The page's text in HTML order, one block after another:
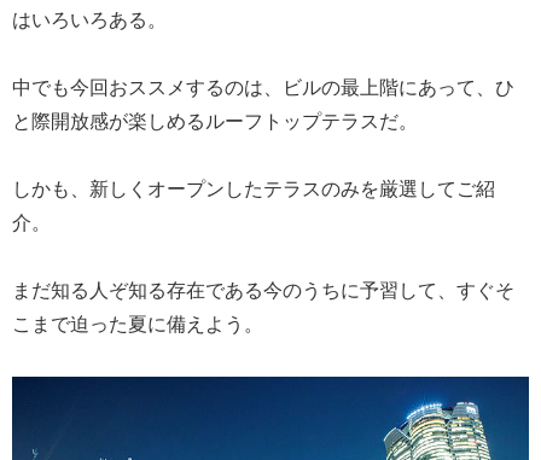
はいろいろある。
中でも今回おススメするのは、ビルの最上階にあって、ひ
と際開放感が楽しめるルーフトップテラスだ。
しかも、新しくオープンしたテラスのみを厳選してご紹
介。
まだ知る人ぞ知る存在である今のうちに予習して、すぐそ
こまで迫った夏に備えよう。